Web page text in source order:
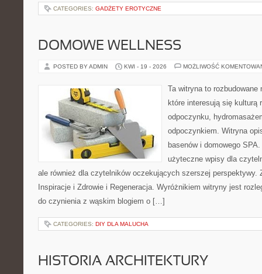
CATEGORIES: GADŻETY EROTYCZNE
DOMOWE WELLNESS
POSTED BY ADMIN KWI - 19 - 2026 MOŻLIWOŚĆ
Ta witryna to
które interesują się kulturą
odpoczynku,
odpoczynkiem. Witryna
basenów i domowego
użyteczne wpisy dla
ale również dla czytelników oczekujących szerszej perspektywy.
Inspiracje i Zdrowie i Regeneracja. Wyróżnikiem witryny jest
do czynienia z wąskim blogiem o […]
CATEGORIES: DIY DLA MALUCHA
HISTORIA ARCHITEKTURY